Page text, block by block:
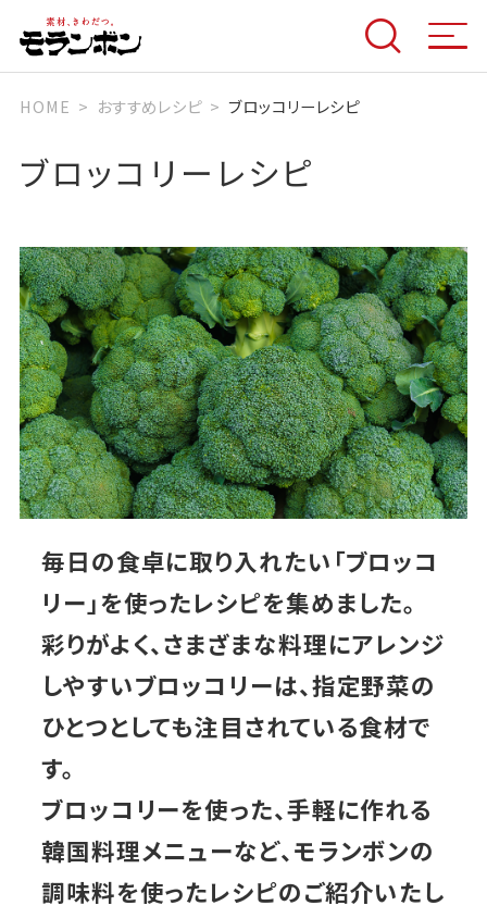
HOME おすすめレシピ ブロッコリーレシピ
ブロッコリーレシピ
毎日の食卓に取り入れたい「ブロッコ
リー」を使ったレシピを集めました。
彩りがよく、さまざまな料理にアレンジ
しやすいブロッコリーは、指定野菜の
ひとつとしても注目されている食材で
す。
ブロッコリーを使った、手軽に作れる
韓国料理メニューなど、モランボンの
調味料を使ったレシピのご紹介いたし